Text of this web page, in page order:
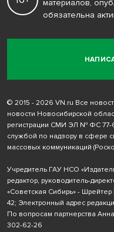
материалов,
обязательна
© 2015 - 2026 VN.ru Все
новости Новосибирской
регистрации СМИ ЭЛ № ФС 77-
службой по надзору в сфере
массовых коммуникаций
Учредитель ГАУ НСО
редактор, руководитель-
«Советская Сибирь» -
42; Электронный адрес
По вопросам партнерства
302-62-26